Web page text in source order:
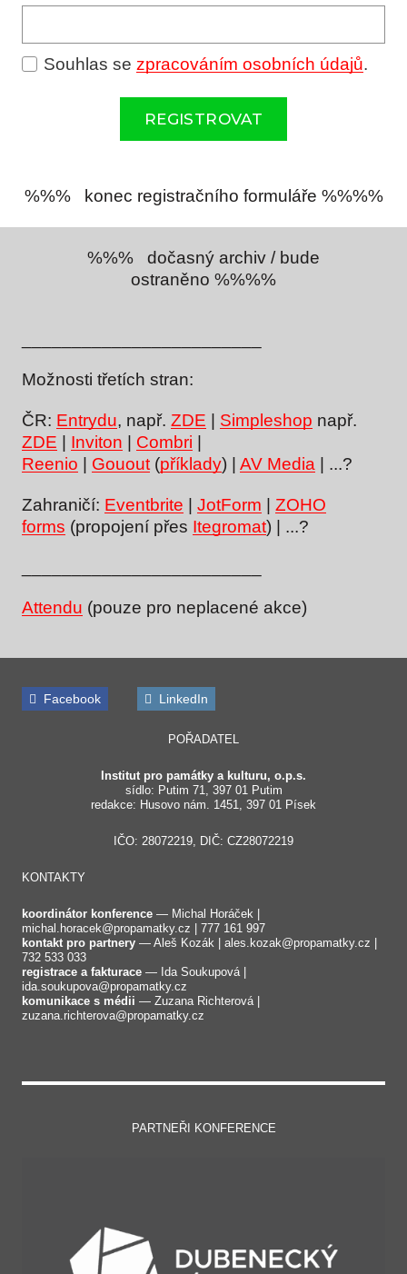
Souhlas se zpracováním osobních údajů.
REGISTROVAT
%%% konec registračního formuláře %%%%
%%% dočasný archiv / bude
ostraněno %%%%
Možnosti třetích stran:
ČR: Entrydu, např. ZDE | Simpleshop např.
ZDE | Inviton | Combri |
Reenio | Gouout (příklady) | AV Media | ...?
Zahraničí: Eventbrite | JotForm | ZOHO
forms (propojení přes Itegromat) | ...?
Attendu (pouze pro neplacené akce)
Facebook LinkedIn
POŘADATEL
Institut pro památky a kulturu, o.p.s.
sídlo: Putim 71, 397 01 Putim
redakce: Husovo nám. 1451, 397 01 Písek
IČO: 28072219, DIČ: CZ28072219
KONTAKTY
koordinátor konference — Michal Horáček |
michal.horacek@propamatky.cz | 777 161 997
kontakt pro partnery — Aleš Kozák | ales.kozak@propamatky.cz |
732 533 033
registrace a fakturace — Ida Soukupová |
ida.soukupova@propamatky.cz
komunikace s médii — Zuzana Richterová |
zuzana.richterova@propamatky.cz
PARTNEŘI KONFERENCE